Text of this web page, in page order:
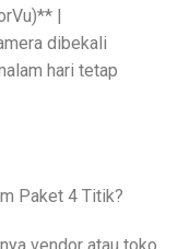
|
dibekali
hari tetap
Paket 4 Titik?
vendor atau toko